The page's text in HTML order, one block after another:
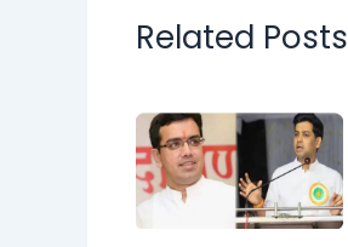
Related Posts